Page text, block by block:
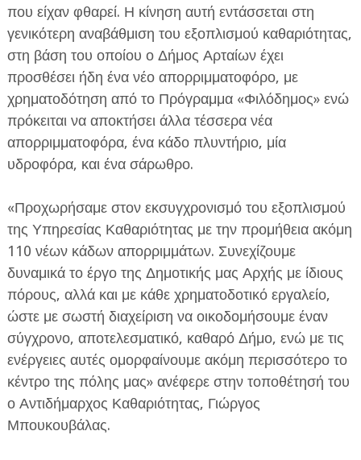
που είχαν φθαρεί. Η κίνηση αυτή εντάσσεται στη
γενικότερη αναβάθμιση του εξοπλισμού καθαριότητας,
στη βάση του οποίου ο Δήμος Αρταίων έχει
προσθέσει ήδη ένα νέο απορριμματοφόρο, με
χρηματοδότηση από το Πρόγραμμα «Φιλόδημος» ενώ
πρόκειται να αποκτήσει άλλα τέσσερα νέα
απορριμματοφόρα, ένα κάδο πλυντήριο, μία
υδροφόρα, και ένα σάρωθρο.
«Προχωρήσαμε στον εκσυγχρονισμό του εξοπλισμού
της Υπηρεσίας Καθαριότητας με την προμήθεια ακόμη
110 νέων κάδων απορριμμάτων. Συνεχίζουμε
δυναμικά το έργο της Δημοτικής μας Αρχής με ίδιους
πόρους, αλλά και με κάθε χρηματοδοτικό εργαλείο,
ώστε με σωστή διαχείριση να οικοδομήσουμε έναν
σύγχρονο, αποτελεσματικό, καθαρό Δήμο, ενώ με τις
ενέργειες αυτές ομορφαίνουμε ακόμη περισσότερο το
κέντρο της πόλης μας» ανέφερε στην τοποθέτησή του
ο Αντιδήμαρχος Καθαριότητας, Γιώργος
Μπουκουβάλας.